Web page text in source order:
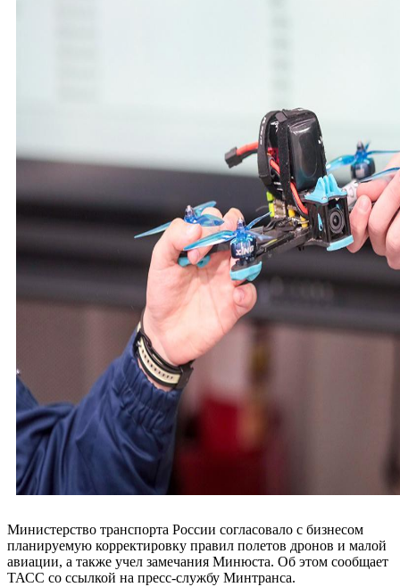
Министерство транспорта России согласовало с бизнесом
планируемую корректировку правил полетов дронов и малой
авиации, а также учел замечания Минюста. Об этом сообщает
ТАСС со ссылкой на пресс-службу Минтранса.